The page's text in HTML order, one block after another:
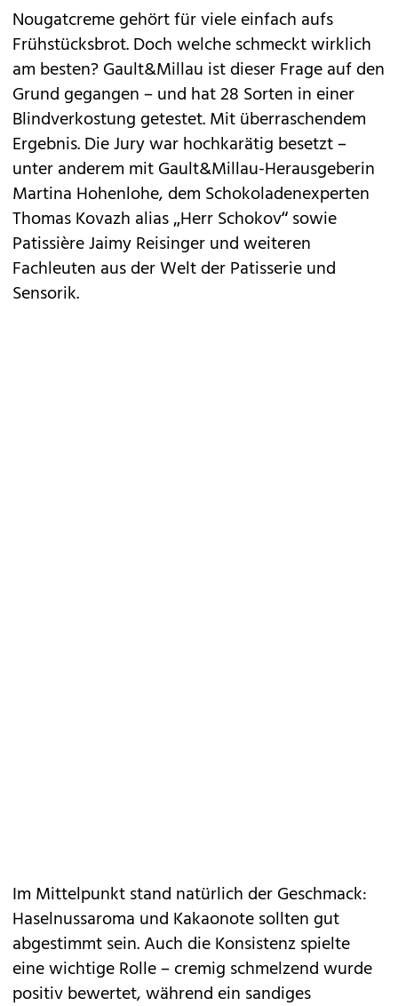
Nougatcreme gehört für viele einfach aufs
Frühstücksbrot. Doch welche schmeckt wirklich
am besten? Gault&Millau ist dieser Frage auf den
Grund gegangen – und hat 28 Sorten in einer
Blindverkostung getestet. Mit überraschendem
Ergebnis. Die Jury war hochkarätig besetzt –
unter anderem mit Gault&Millau-Herausgeberin
Martina Hohenlohe, dem Schokoladenexperten
Thomas Kovazh alias „Herr Schokov“ sowie
Patissière Jaimy Reisinger und weiteren
Fachleuten aus der Welt der Patisserie und
Sensorik.
Im Mittelpunkt stand natürlich der Geschmack:
Haselnussaroma und Kakaonote sollten gut
abgestimmt sein. Auch die Konsistenz spielte
eine wichtige Rolle – cremig schmelzend wurde
positiv bewertet, während ein sandiges